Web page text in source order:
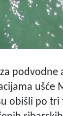
podvodne
ušće
obišli po